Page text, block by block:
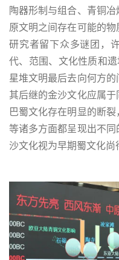
陶器形制与组合、青铜
原文明之间存在可能的
研究者留下众多谜团，
代、范围、文化性质和
星堆文明最后去向何方
其后继的金沙文化应属
巴蜀文化存在明显的断
等诸多方面都呈现出不
沙文化视为早期蜀文化尚